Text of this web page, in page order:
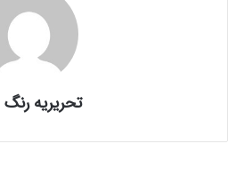
تحریریه رنگ